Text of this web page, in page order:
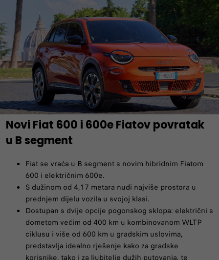
Novi Fiat 600 i 600e Fiatov povratak
u B segment
Fiat se vraća u B segment s novim hibridnim Fiatom
600 i električnim 600e.
S dužinom od 4,17 metara nudi najviše prostora u
prednjem dijelu vozila u svojoj klasi.
Dostupan s dvije opcije pogonskog sklopa: električni s
dometom većim od 400 km u kombinovanom WLTP
ciklusu i više od 600 km u gradskim uslovima,
predstavlja idealno rješenje kako za gradske
korisnike, tako i za ljubitelje dužih putovanja, te